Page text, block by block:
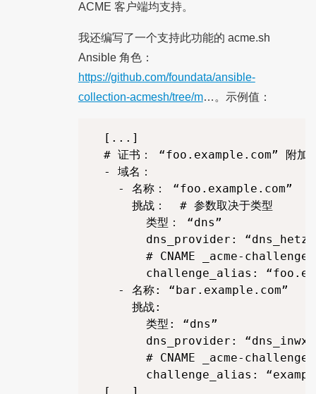
ACME 客户端均支持。
我还编写了一个支持此功能的 acme.sh
Ansible 角色：
https://github.com/foundata/ansible-
collection-acmesh/tree/m…。示例值：
  [...]
# 证书： “foo.example.com” 附
  - 域名：
    - 名称： “foo.example.com”
      挑战：  # 参数取决于类型
        类型： “dns”
dns_provider:
# CNAME _acme-
challenge_alias:
    - 名称: “bar.example.com”
      挑战:
        类型: “dns”
        dns_provider: “dns_inwx”
# CNAME _acme-
challenge_alias: